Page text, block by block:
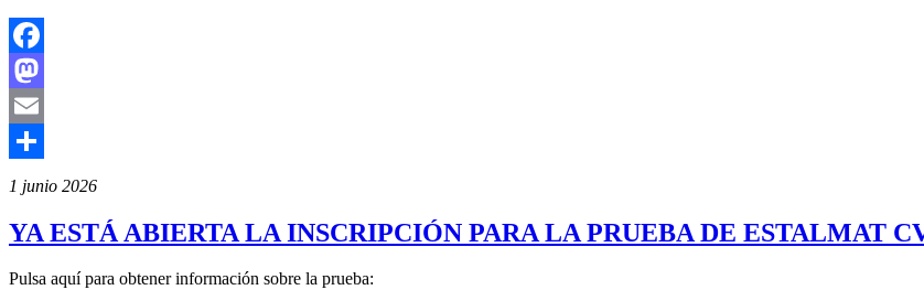
Facebook
Mastodon
Email
Compartir
1 junio 2026
YA ESTÁ ABIERTA LA INSCRIPCIÓN PARA LA PRUEBA DE ESTALMAT
Pulsa aquí para obtener información sobre la prueba: